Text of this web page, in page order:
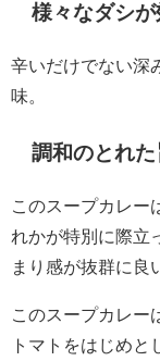
様々なダシ
辛いだけでない深
味。
調和のとれた
このスープカレー
れかが特別に際立
まり感が抜群に良
このスープカレー
トマトをはじめと